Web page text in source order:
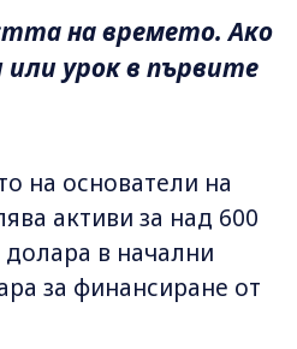
на времето. Ако
или урок в първите
на основатели на
активи за над 600
в начални
за финансиране от